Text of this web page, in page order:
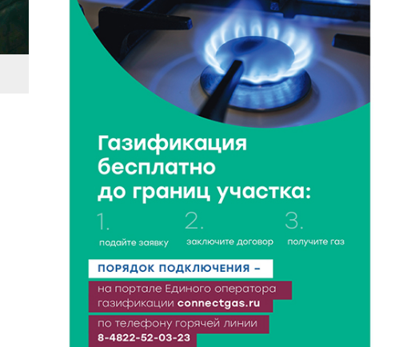
Зарядка со стражем порядка объединила детей в
«Чайке»
7 Авг 2026 18:02 277
В Нило-Столобенской пустыни началась
реставрация фасада исторической
Крестовоздвиженской церкви
День арбуза отметили ребята в Андреапольском
7 Авг 2026 17:02 168
Названы первые победители программы «Земский
работник культуры» в Тверской области